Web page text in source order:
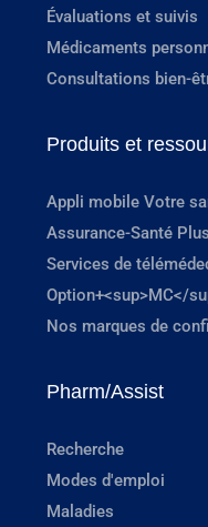
Évaluations et suivis
Médicaments
Consultations bien-
Produits et
Appli mobile Votre
Assurance-Santé Plus
Services de
Option+<sup>MC</
Nos marques de
Pharm/Assist
Recherche
Modes d'emploi
Maladies